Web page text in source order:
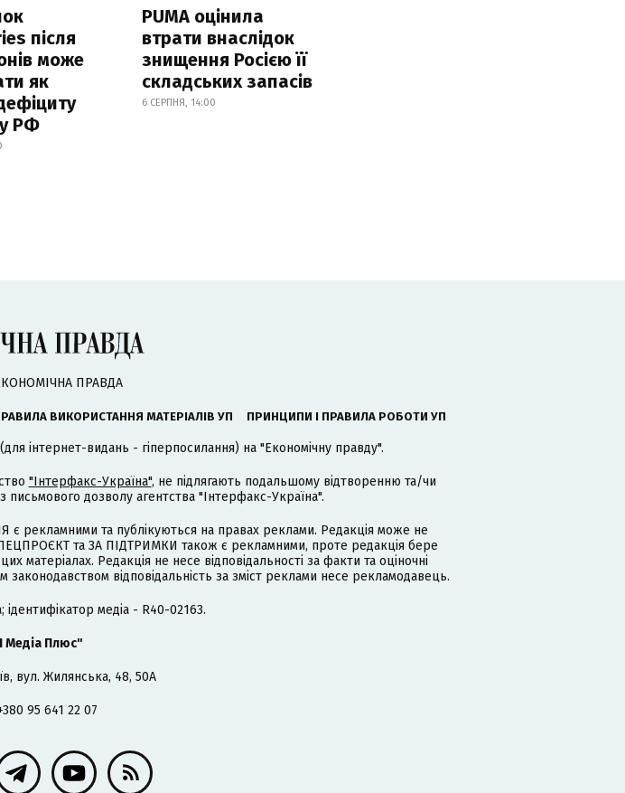
після
може
як
РФ
PUMA оцінила
втрати внаслідок
знищення Росією її
складських запасів
6 СЕРПНЯ, 14:00
ПРАВДА
ВИКОРИСТАННЯ МАТЕРІАЛІВ УП ПРИНЦИПИ І ПРАВИЛА РОБОТИ УП
інтернет-видань - гіперпосилання) на "Економічну правду".
"Інтерфакс-Україна", не підлягають подальшому відтворенню та/чи
дозволу агентства "Інтерфакс-Україна".
рекламними та публікуються на правах реклами. Редакція може не
та ЗА ПІДТРИМКИ також є рекламними, проте редакція бере
матеріалах. Редакція не несе відповідальності за факти та оціночні
відповідальність за зміст реклами несе рекламодавець.
ідентифікатор медіа - R40-02163.
Медіа Плюс"
вул. Жилянська, 48, 50А
95 641 22 07